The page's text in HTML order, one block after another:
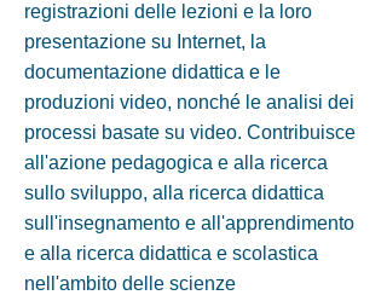
registrazioni delle lezioni e la loro
presentazione su Internet, la
documentazione didattica e le
produzioni video, nonché le analisi dei
processi basate su video. Contribuisce
all'azione pedagogica e alla ricerca
sullo sviluppo, alla ricerca didattica
sull'insegnamento e all'apprendimento
e alla ricerca didattica e scolastica
nell'ambito delle scienze